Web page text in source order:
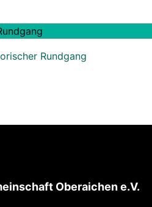
Rundgang
Oberaichen e.V.